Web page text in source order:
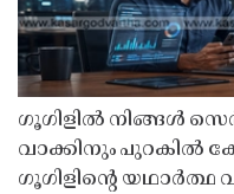
ഗൂഗിളിൽ നിങ്ങൾ
വാക്കിനും പുറകിൽ
ഗൂഗിളിന്റെ